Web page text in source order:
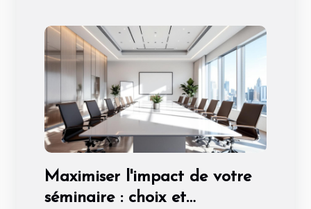
Maximiser l'impact de votre
séminaire : choix et